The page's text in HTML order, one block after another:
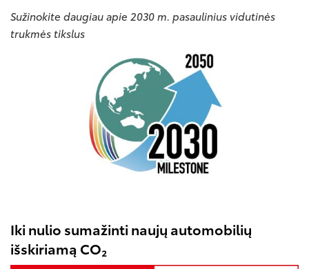
Sužinokite daugiau apie 2030 m. pasaulinius vidutinės
trukmės tikslus
Iki nulio sumažinti naujų automobilių
išskiriamą CO₂